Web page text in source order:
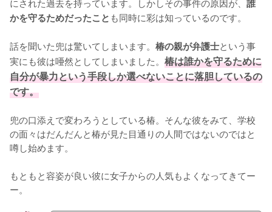
誰
かを守るためだったこと も同時に彩は知っているのです。
話を聞いた兜は驚いてしまいます。 椿の親が弁護士という事
実にも彼は唖然としてしまいました。 椿は誰かを守るために
自分が暴力という手段しか選べないことに落胆しているの
です。
兜の口添えで変わろうとしている椿。そんな彼をみて、学校
の面々はだんだんと椿が見た目通りの人間ではないのではと
噂し始めます。
もともと容姿が良い彼に女子からの人気もよくなってきてー
ー。